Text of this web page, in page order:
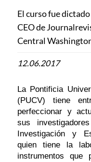
El curso fue
CEO de
Central
12.06.2017
La Pontificia
(PUCV) tiene
perfeccionar y
sus
Investigación y
quien tiene la
instrumentos que